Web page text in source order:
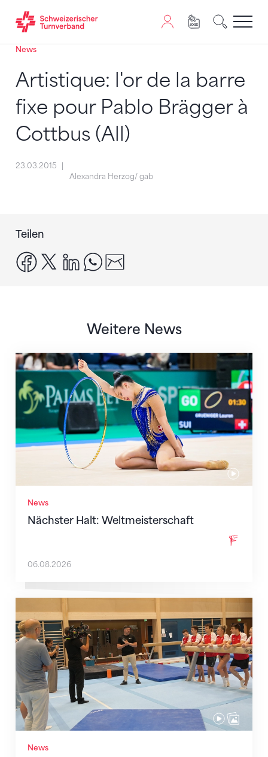
Zum Inhalt springen
Zur Sitemap navigieren
Zum Navigieren dieser Seite wird JavaScript benötigt.
News
Artistique: l'or de la barre
fixe pour Pablo Brägger à
Cottbus (All)
23.03.2015
Alexandra Herzog/ gab
Teilen
facebook
x linkedinwhatsapp
Weitere News
News
Nächster Halt: Weltmeisterschaft
Nächster Halt: Weltmeisterschaft
06.08.2026
News
Mit klaren Zielen nach Zagreb